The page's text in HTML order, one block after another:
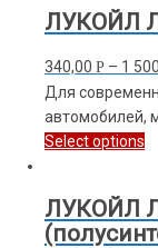
ЛУКОЙЛ
340,00 Р – 1
Для
автомобилей,
Select options
ЛУКОЙЛ